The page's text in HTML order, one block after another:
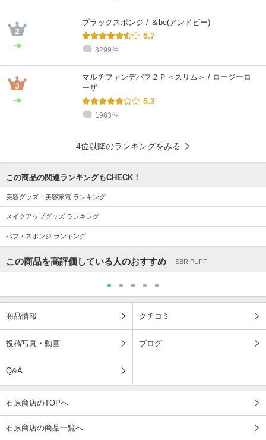
ブラックスポンジ / ＆be(アンドビー)
5.7
3299件
マルチファンデパフ２Ｐ＜スリム＞ / ロージーロ
ーザ
5.3
1963件
4位以降のランキングをみる
この商品の関連ランキングもCHECK！
美容グッズ・美容家電 ランキング
メイクアップグッズ ランキング
パフ・スポンジ ランキング
この商品を高評価している人のおすすめ SBR PUFF
商品情報 クチコミ
投稿写真・動画 ブログ
Q&A
石原商店のTOPへ
石原商店の商品一覧へ